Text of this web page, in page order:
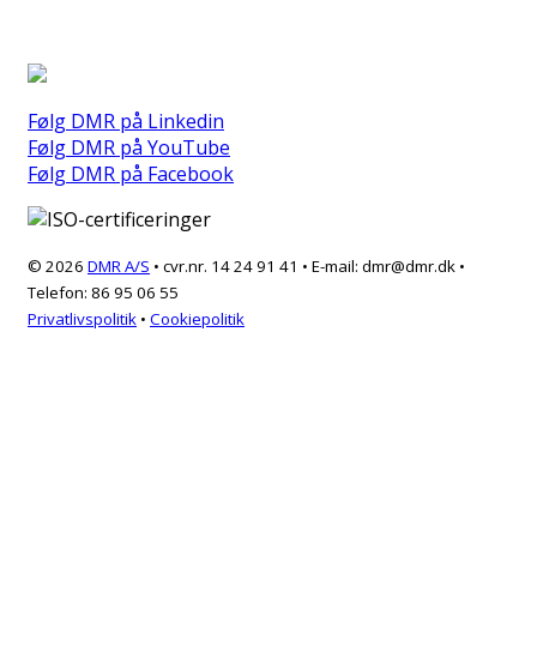
Følg DMR på Linkedin
Følg DMR på YouTube
Følg DMR på Facebook
© 2026 DMR A/S • cvr.nr. 14 24 91 41 • E-mail: dmr@dmr.dk •
Telefon: 86 95 06 55
Privatlivspolitik • Cookiepolitik